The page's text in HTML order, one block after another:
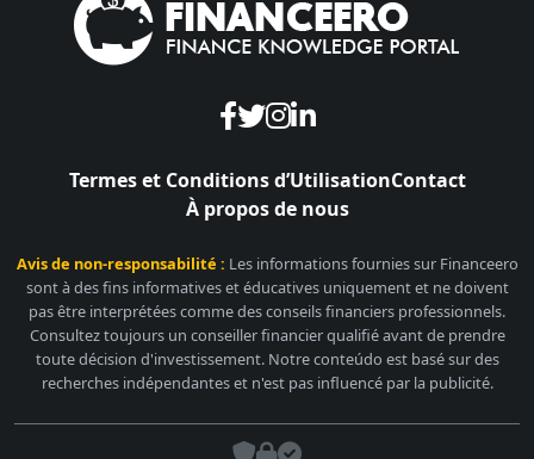
Termes et Conditions d’UtilisationContact
À propos de nous
Avis de non-responsabilité : Les informations fournies sur Financeero
sont à des fins informatives et éducatives uniquement et ne doivent
pas être interprétées comme des conseils financiers professionnels.
Consultez toujours un conseiller financier qualifié avant de prendre
toute décision d'investissement. Notre conteúdo est basé sur des
recherches indépendantes et n'est pas influencé par la publicité.